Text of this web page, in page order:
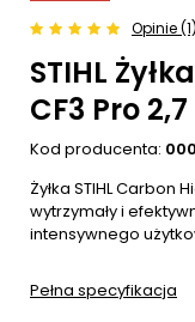
Opinie (1)
STIHL
CF3 Pro
Kod producenta:
Żyłka STIHL Carbon
wytrzymały i
intensywnego
Pełna specyfikacja